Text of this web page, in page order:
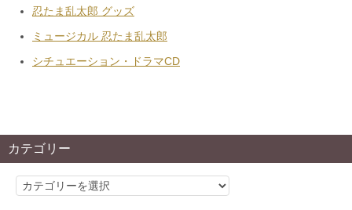
忍たま乱太郎 グッズ
ミュージカル 忍たま乱太郎
シチュエーション・ドラマCD
カテゴリー
カ